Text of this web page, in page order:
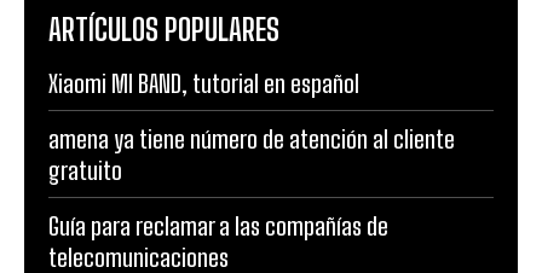
ARTÍCULOS POPULARES
Xiaomi MI BAND, tutorial en español
amena ya tiene número de atención al cliente
gratuito
Guía para reclamar a las compañías de
telecomunicaciones